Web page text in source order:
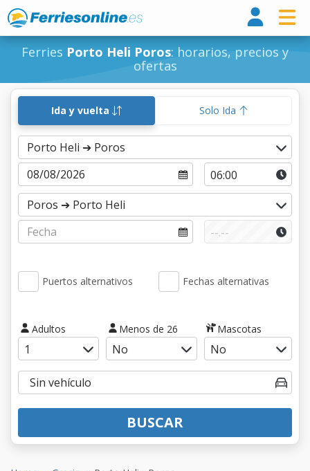
Ferries Porto Heli Poros: horarios, precios y
ofertas
Ida y vuelta Solo Ida
Puertos alternativos Fechas alternativas
Adultos Menos de 26 Mascotas
BUSCAR